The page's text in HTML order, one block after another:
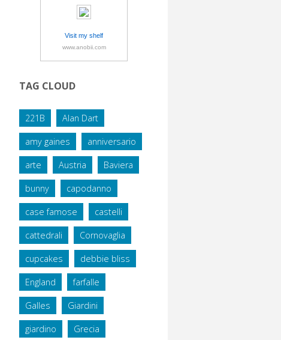
Visit my shelf
www.anobii.com
TAG CLOUD
221B Alan Dart
amy gaines anniversario
arte Austria Baviera
bunny capodanno
case famose castelli
cattedrali Cornovaglia
cupcakes debbie bliss
England farfalle
Galles Giardini
giardino Grecia